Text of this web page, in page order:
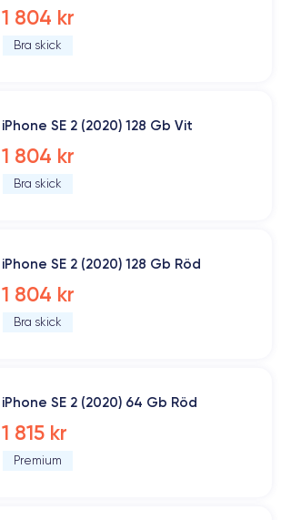
1 804 kr
Bra skick
iPhone SE 2 (2020) 128 Gb Vit
1 804 kr
Bra skick
iPhone SE 2 (2020) 128 Gb Röd
1 804 kr
Bra skick
iPhone SE 2 (2020) 64 Gb Röd
1 815 kr
Premium